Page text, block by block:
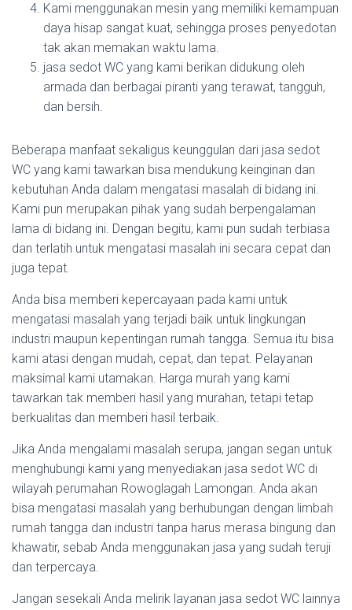
Kami menggunakan mesin yang memiliki kemampuan
daya hisap sangat kuat, sehingga proses penyedotan
tak akan memakan waktu lama.
jasa sedot WC yang kami berikan didukung oleh
armada dan berbagai piranti yang terawat, tangguh,
dan bersih.
Beberapa manfaat sekaligus keunggulan dari jasa sedot
WC yang kami tawarkan bisa mendukung keinginan dan
kebutuhan Anda dalam mengatasi masalah di bidang ini.
Kami pun merupakan pihak yang sudah berpengalaman
lama di bidang ini. Dengan begitu, kami pun sudah terbiasa
dan terlatih untuk mengatasi masalah ini secara cepat dan
juga tepat.
Anda bisa memberi kepercayaan pada kami untuk
mengatasi masalah yang terjadi baik untuk lingkungan
industri maupun kepentingan rumah tangga. Semua itu bisa
kami atasi dengan mudah, cepat, dan tepat. Pelayanan
maksimal kami utamakan. Harga murah yang kami
tawarkan tak memberi hasil yang murahan, tetapi tetap
berkualitas dan memberi hasil terbaik.
Jika Anda mengalami masalah serupa, jangan segan untuk
menghubungi kami yang menyediakan jasa sedot WC di
wilayah perumahan Rowoglagah Lamongan. Anda akan
bisa mengatasi masalah yang berhubungan dengan limbah
rumah tangga dan industri tanpa harus merasa bingung dan
khawatir, sebab Anda menggunakan jasa yang sudah teruji
dan terpercaya.
Jangan sesekali Anda melirik layanan jasa sedot WC lainnya